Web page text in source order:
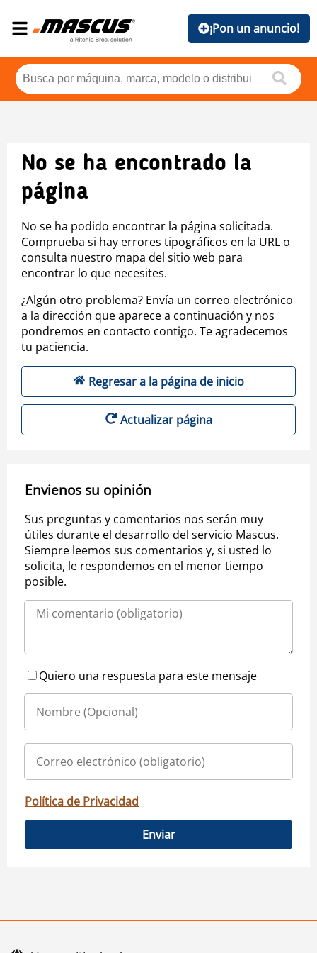
¡Pon un anuncio!
No se ha encontrado la
página
No se ha podido encontrar la página solicitada.
Comprueba si hay errores tipográficos en la URL o
consulta nuestro mapa del sitio web para
encontrar lo que necesites.
¿Algún otro problema? Envía un correo electrónico
a la dirección que aparece a continuación y nos
pondremos en contacto contigo. Te agradecemos
tu paciencia.
Regresar a la página de inicio
Actualizar página
Envienos su opinión
Sus preguntas y comentarios nos serán muy
útiles durante el desarrollo del servicio Mascus.
Siempre leemos sus comentarios y, si usted lo
solicita, le respondemos en el menor tiempo
posible.
Quiero una respuesta para este mensaje
Política de Privacidad
Enviar